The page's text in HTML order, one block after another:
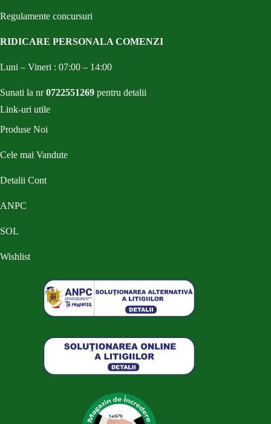
Regulamente concursuri
RIDICARE PERSONALA COMENZI
Luni – Vineri : 07:00 – 14:00
Sunati la nr0722551269 pentru detalii
Link-uri utile
Produse Noi
Cele mai Vandute
Detalii Cont
ANPC
SOL
Wishlist